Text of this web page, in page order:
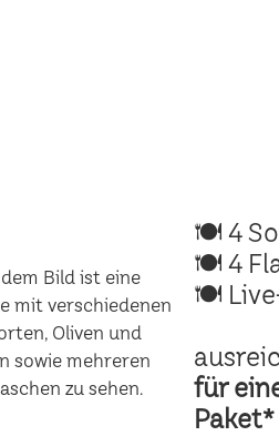
🍽 4
🍽 4
🍽
für
Paket*